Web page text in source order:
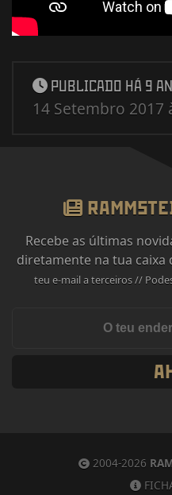
PUBLICADO HÁ 9
14 Setembro 2017
Recebe as últimas
diretamente na tua caixa
teu e-mail a terceiros //
2004-2026